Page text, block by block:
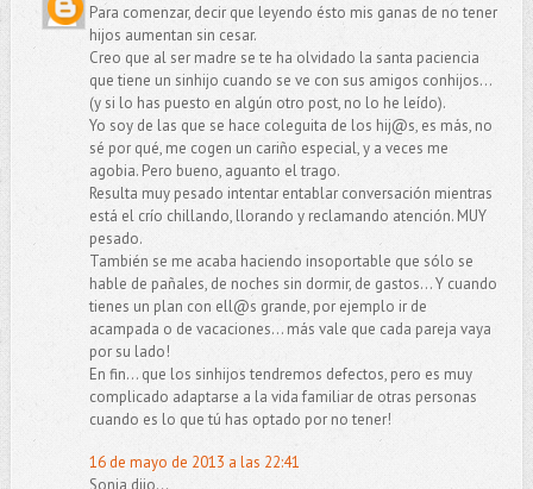
Para comenzar, decir que leyendo ésto mis ganas de no tener
hijos aumentan sin cesar.
Creo que al ser madre se te ha olvidado la santa paciencia
que tiene un sinhijo cuando se ve con sus amigos conhijos...
(y si lo has puesto en algún otro post, no lo he leído).
Yo soy de las que se hace coleguita de los hij@s, es más, no
sé por qué, me cogen un cariño especial, y a veces me
agobia. Pero bueno, aguanto el trago.
Resulta muy pesado intentar entablar conversación mientras
está el crío chillando, llorando y reclamando atención. MUY
pesado.
También se me acaba haciendo insoportable que sólo se
hable de pañales, de noches sin dormir, de gastos... Y cuando
tienes un plan con ell@s grande, por ejemplo ir de
acampada o de vacaciones... más vale que cada pareja vaya
por su lado!
En fin... que los sinhijos tendremos defectos, pero es muy
complicado adaptarse a la vida familiar de otras personas
cuando es lo que tú has optado por no tener!
16 de mayo de 2013 a las 22:41
Sonia dijo...